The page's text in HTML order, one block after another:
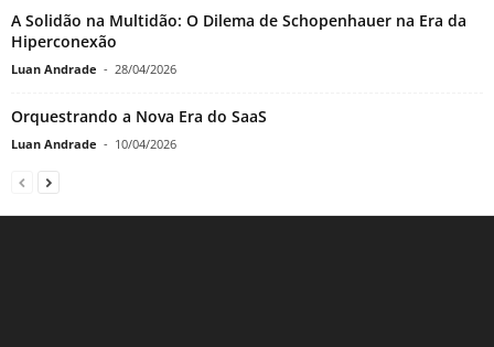
A Solidão na Multidão: O Dilema de Schopenhauer na Era da
Hiperconexão
Luan Andrade - 28/04/2026
Orquestrando a Nova Era do SaaS
Luan Andrade - 10/04/2026